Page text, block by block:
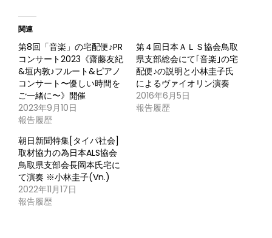
関連
第8回「音楽」の宅配便♪PR
コンサート2023《齋藤友紀
&垣内敦♪フルート&ピアノ
コンサート〜優しい時間を
ご一緒に〜》開催
2023年9月10日
報告履歴
第４回日本ＡＬＳ協会鳥取
県支部総会にて｢音楽｣の宅
配便♪の説明と小林圭子氏
によるヴァイオリン演奏
2016年6月5日
報告履歴
朝日新聞特集[タイパ社会]
取材協力の為日本ALS協会
鳥取県支部会長岡本氏宅に
て演奏 ※小林圭子(Vn.)
2022年11月17日
報告履歴